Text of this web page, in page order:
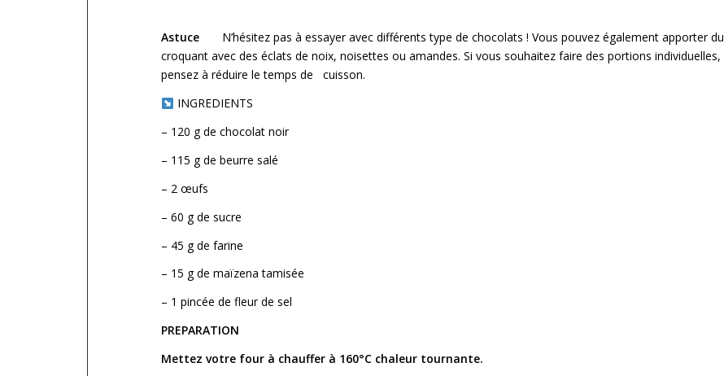
Astuce
N’hésitez pas à essayer avec différents type de chocolats ! Vous pouvez également apporter du
croquant avec des éclats de noix, noisettes ou amandes. Si vous souhaitez faire des portions individuelles,
pensez à réduire le temps de cuisson.
INGREDIENTS
– 120 g de chocolat noir
– 115 g de beurre salé
– 2 œufs
– 60 g de sucre
– 45 g de farine
– 15 g de maïzena tamisée
– 1 pincée de fleur de sel
PREPARATION
Mettez votre four à chauffer à 160°C chaleur tournante.